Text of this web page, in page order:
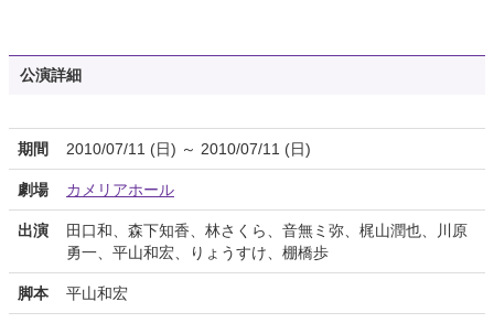
公演詳細
期間 2010/07/11 (日) ～ 2010/07/11 (日)
劇場 カメリアホール
出演
田口和、森下知香、林さくら、音無ミ弥、梶山潤也、川原
勇一、平山和宏、りょうすけ、棚橋歩
脚本 平山和宏